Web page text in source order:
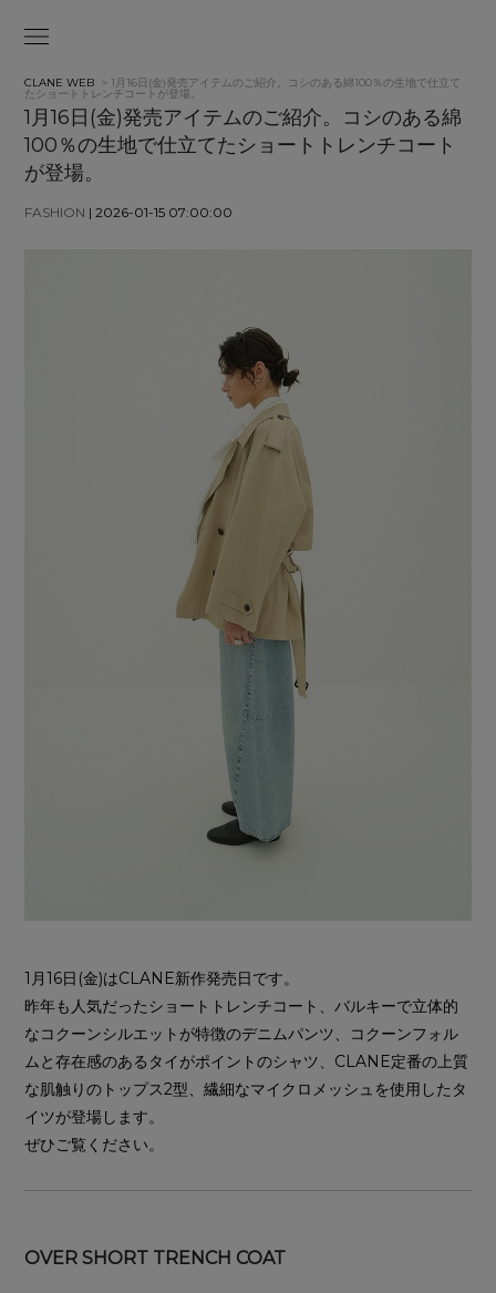
CLANE WEB > 1月16日(金)発売アイテムのご紹介。コシのある綿100％の生地で仕立て
たショートトレンチコートが登場。
1月16日(金)発売アイテムのご紹介。コシのある綿
100％の生地で仕立てたショートトレンチコート
が登場。
FASHION | 2026-01-15 07:00:00
1月16日(金)はCLANE新作発売日です。
昨年も人気だったショートトレンチコート、バルキーで立体的
なコクーンシルエットが特徴のデニムパンツ、コクーンフォル
ムと存在感のあるタイがポイントのシャツ、CLANE定番の上質
な肌触りのトップス2型、繊細なマイクロメッシュを使用したタ
イツが登場します。
ぜひご覧ください。
OVER SHORT TRENCH COAT